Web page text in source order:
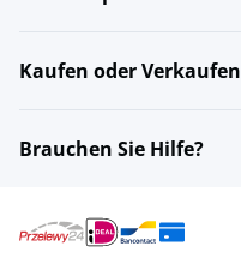
Kaufen oder Verkaufen
Brauchen Sie Hilfe?